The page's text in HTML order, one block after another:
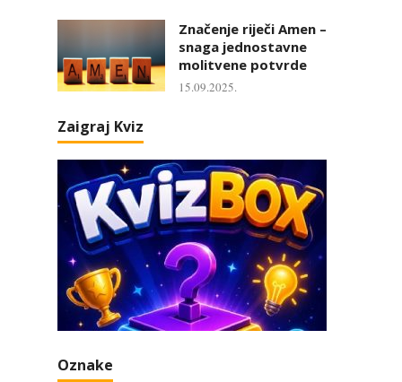
Značenje riječi Amen –
snaga jednostavne
molitvene potvrde
15.09.2025.
Zaigraj Kviz
Oznake